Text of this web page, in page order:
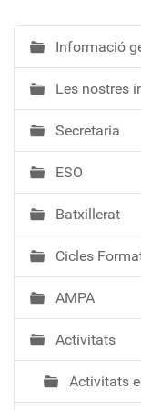
N
a
v
e
g
a
c
ó
Informació
Les nostres
Secretaria
ESO
Batxillerat
Cicles
AMPA
Activitats
Activitats